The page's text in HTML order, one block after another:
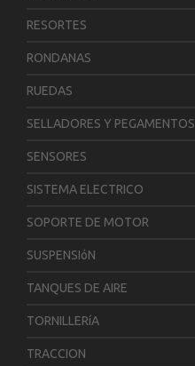
RESORTES
RONDANAS
RUEDAS
SELLADORES Y PEGAMENTOS
SENSORES
SISTEMA ELECTRICO
SOPORTE DE MOTOR
SUSPENSIóN
TANQUES DE AIRE
TORNILLERíA
TRACCION